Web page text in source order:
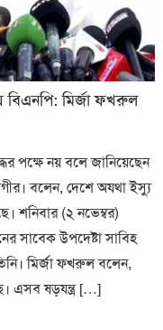
বিএনপি: মির্জা ফখরুল
পক্ষে নয় বলে জানিয়েছেন
বলেন, দেশে অযথা ইস্যু
শনিবার (২ নভেম্বর)
সাবেক উপদেষ্টা সাবিহ
মির্জা ফখরুল বলেন,
এসব ষড়যন্ত্র […]